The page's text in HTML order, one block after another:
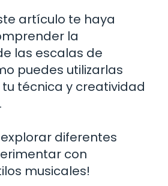
artículo te haya
la
las escalas de
puedes utilizarlas
técnica y creatividad
explorar diferentes
con
musicales!